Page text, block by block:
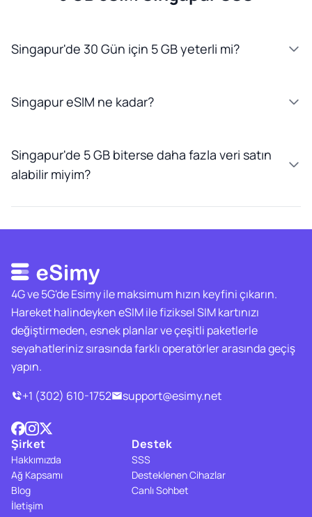
Singapur'de 30 Gün için 5 GB yeterli mi?
Singapur eSIM ne kadar?
Singapur'de 5 GB biterse daha fazla veri satın
alabilir miyim?
4G ve 5G'de Esimy ile maksimum hızın keyfini çıkarın.
Hareket halindeyken eSIM ile fiziksel SIM kartınızı
değiştirmeden, esnek planlar ve çeşitli paketlerle
seyahatleriniz sırasında farklı operatörler arasında geçiş
yapın.
+1 (302) 610-1752
support@esimy.net
Şirket
Hakkımızda
Ağ Kapsamı
Blog
İletişim
Destek
SSS
Desteklenen Cihazlar
Canlı Sohbet